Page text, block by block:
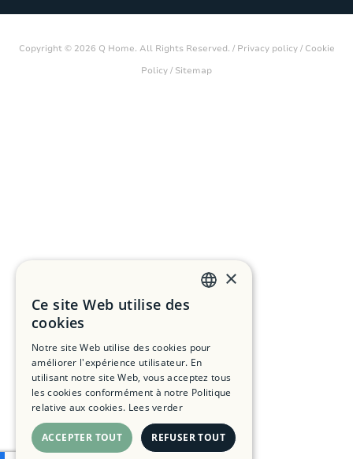
Copyright © 2026 Q Home. All Rights Reserved. / Privacy policy/ Cookie
Policy / Sitemap
×
Ce site Web utilise des
cookies
Notre site Web utilise des cookies pour
améliorer l'expérience utilisateur. En
utilisant notre site Web, vous acceptez tous
les cookies conformément à notre Politique
relative aux cookies. Lees verder
ACCEPTER TOUT REFUSER TOUT